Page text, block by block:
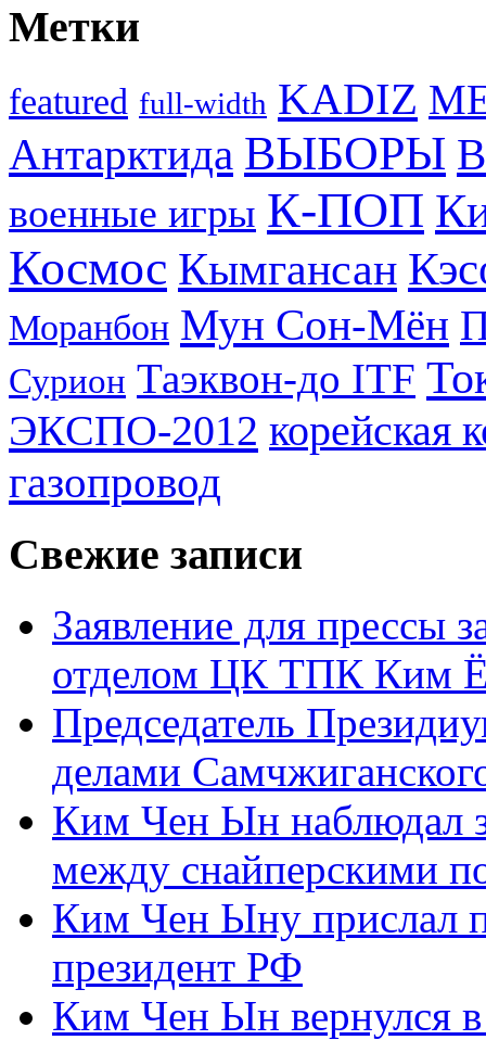
Метки
featured full-width KADIZ
Антарктида ВЫБОРЫ
военные игры К-ПОП
Космос Кымгансан
Моранбон Мун Сон-Мён
Сурион Таэквон-до ITF
ЭКСПО-2012 корейская
газопровод
Свежие записи
Заявление для прессы
отделом ЦК ТПК Ким
Председатель
делами
Ким Чен Ын наблюдал
между снайперскими
Ким Чен Ыну прислал
президент РФ
Ким Чен Ын вернулся